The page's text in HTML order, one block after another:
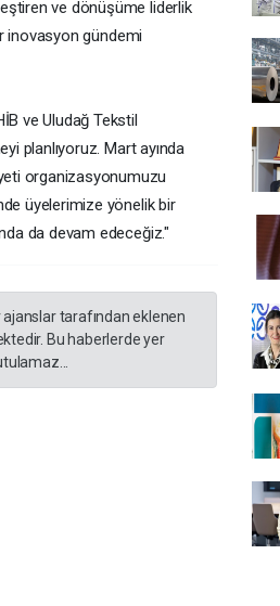
ve dönüşüme liderlik
inovasyon gündemi
ve Uludağ Tekstil
planlıyoruz. Mart ayında
organizasyonumuzu
üyelerimize yönelik bir
da devam edeceğiz."
ajanslar tarafından eklenen
Bu haberlerde yer